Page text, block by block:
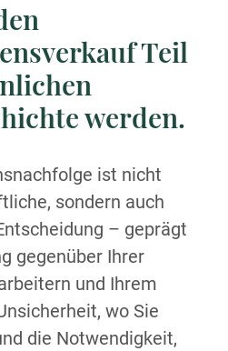
Teil
werden.
ist nicht
sondern auch
– geprägt
gegenüber Ihrer
und Ihrem
wo Sie
die Notwendigkeit,